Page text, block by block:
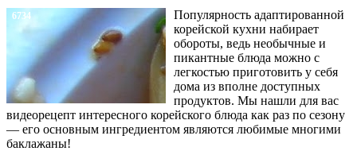
6734
Популярность адаптированной
корейской кухни набирает
обороты, ведь необычные и
пикантные блюда можно с
легкостью приготовить у себя
дома из вполне доступных
продуктов. Мы нашли для вас
видеорецепт интересного корейского блюда как раз по сезону
— его основным ингредиентом являются любимые многими
баклажаны!